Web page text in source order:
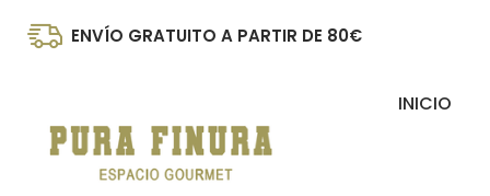
ENVÍO GRATUITO A PARTIR DE 80€
INICIO